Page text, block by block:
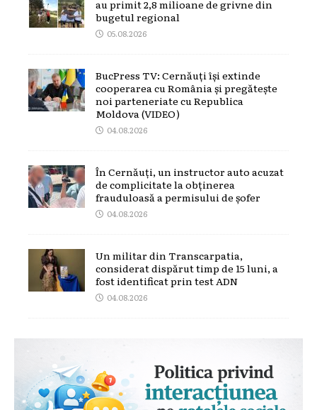
au primit 2,8 milioane de grivne din
bugetul regional
05.08.2026
BucPress TV: Cernăuți își extinde
cooperarea cu România și pregătește
noi parteneriate cu Republica
Moldova (VIDEO)
04.08.2026
În Cernăuți, un instructor auto acuzat
de complicitate la obținerea
frauduloasă a permisului de șofer
04.08.2026
Un militar din Transcarpatia,
considerat dispărut timp de 15 luni, a
fost identificat prin test ADN
04.08.2026